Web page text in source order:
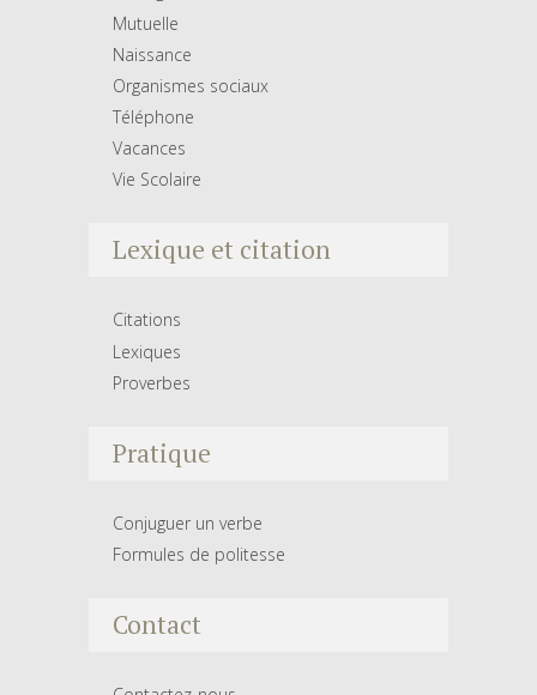
Mutuelle
Naissance
Organismes sociaux
Téléphone
Vacances
Vie Scolaire
Lexique et citation
Citations
Lexiques
Proverbes
Pratique
Conjuguer un verbe
Formules de politesse
Contact